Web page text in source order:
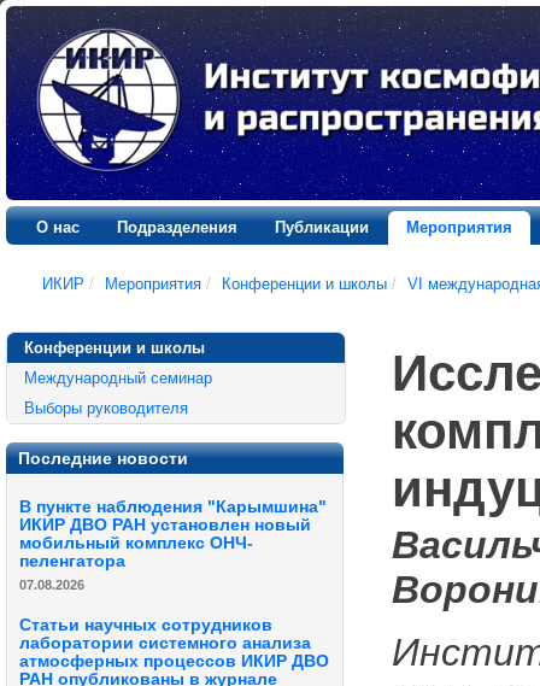
О нас Подразделения Публикации Мероприятия
ИКИР / Мероприятия / Конференции и школы / VI
Конференции и школы
Международный семинар
Выборы руководителя
Последние новости
В пункте наблюдения "Карымшина"
ИКИР ДВО РАН установлен новый
мобильный комплекс ОНЧ-
пеленгатора
07.08.2026
Статьи научных сотрудников
лаборатории системного анализа
атмосферных процессов ИКИР ДВО
РАН опубликованы в журнале